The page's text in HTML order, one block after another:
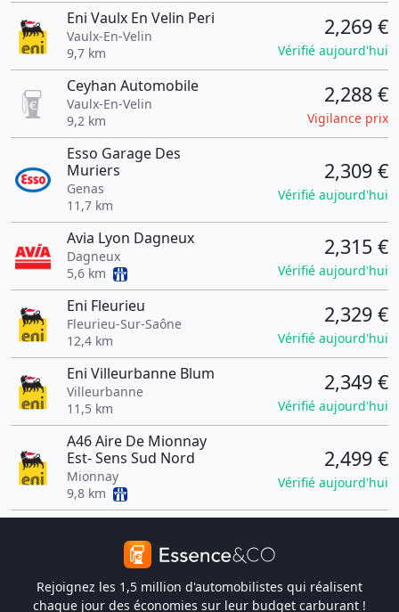
Eni Vaulx En Velin Peri
Vaulx-En-Velin
9,7 km
2,269 €
Vérifié aujourd'hui
Ceyhan Automobile
Vaulx-En-Velin
9,2 km
2,288 €
Vigilance prix
Esso Garage Des
Muriers
Genas
11,7 km
2,309 €
Vérifié aujourd'hui
Avia Lyon Dagneux
Dagneux
5,6 km
2,315 €
Vérifié aujourd'hui
Eni Fleurieu
Fleurieu-Sur-Saône
12,4 km
2,329 €
Vérifié aujourd'hui
Eni Villeurbanne Blum
Villeurbanne
11,5 km
2,349 €
Vérifié aujourd'hui
A46 Aire De Mionnay
Est- Sens Sud Nord
Mionnay
9,8 km
2,499 €
Vérifié aujourd'hui
Rejoignez les 1,5 million d'automobilistes qui réalisent
chaque jour des économies sur leur budget carburant !